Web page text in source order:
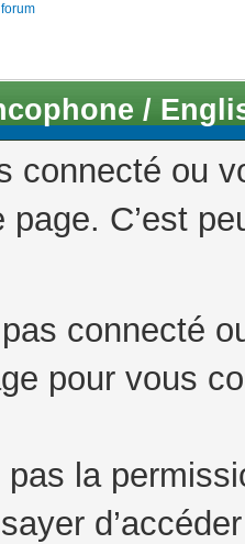
/
connecté ou
page. C’est
pas connecté
pour vous
pas la